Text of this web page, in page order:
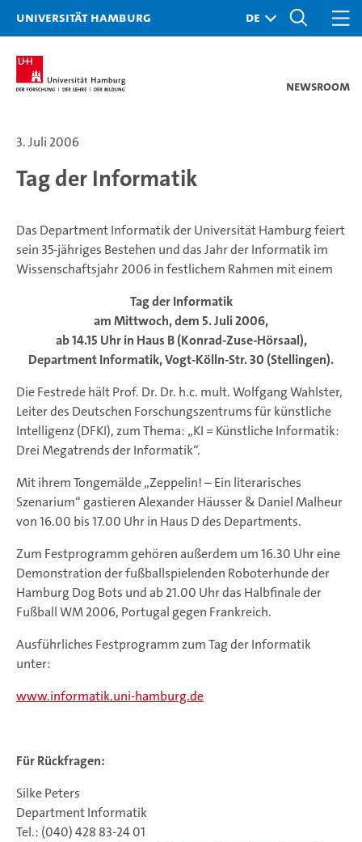
Universität Hamburg
Newsroom
3. Juli 2006
Tag der Informatik
Das Department Informatik der Universität Hamburg feiert
sein 35-jähriges Bestehen und das Jahr der Informatik im
Wissenschaftsjahr 2006 in festlichem Rahmen mit einem
Tag der Informatik
am Mittwoch, dem 5. Juli 2006,
ab 14.15 Uhr in Haus B (Konrad-Zuse-Hörsaal),
Department Informatik, Vogt-Kölln-Str. 30 (Stellingen).
Die Festrede hält Prof. Dr. Dr. h.c. mult. Wolfgang Wahlster,
Leiter des Deutschen Forschungszentrums für künstliche
Intelligenz (DFKI), zum Thema: „KI = Künstliche Informatik:
Drei Megatrends der Informatik“.
Mit ihrem Tongemälde „Zeppelin! – Ein literarisches
Szenarium“ gastieren Alexander Häusser & Daniel Malheur
von 16.00 bis 17.00 Uhr in Haus D des Departments.
Zum Festprogramm gehören außerdem um 16.30 Uhr eine
Demonstration der fußballspielenden Roboterhunde der
Hamburg Dog Bots und ab 21.00 Uhr das Halbfinale der
Fußball WM 2006, Portugal gegen Frankreich.
Ausführliches Festprogramm zum Tag der Informatik
unter:
www.informatik.uni-hamburg.de
Für Rückfragen:
Silke Peters
Department Informatik
Tel.: (040) 428 83-24 01